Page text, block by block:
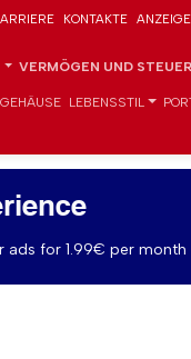
KONTAKTE
VERMÖGEN UND
GEHÄUSE LEBENSSTIL
ads for 1.99€ per month